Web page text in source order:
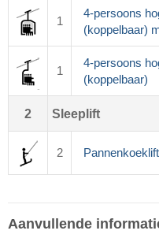
1
4-persoons
(koppelbaar)
1
4-persoons
(koppelbaar)
2 Sleeplift
2 Pannenkoeklift
Aanvullende